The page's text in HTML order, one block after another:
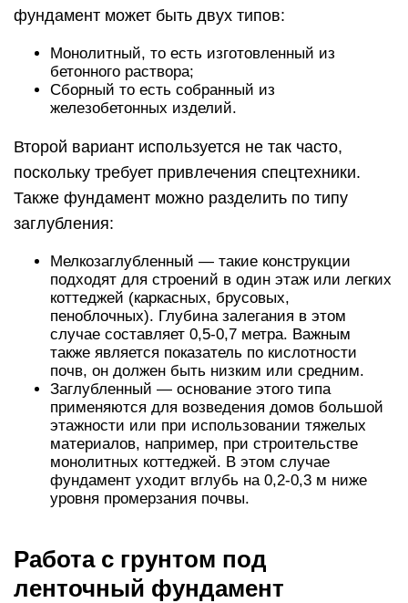
фундамент может быть двух типов:
Монолитный, то есть изготовленный из
бетонного раствора;
Сборный то есть собранный из
железобетонных изделий.
Второй вариант используется не так часто,
поскольку требует привлечения спецтехники.
Также фундамент можно разделить по типу
заглубления:
Мелкозаглубленный — такие конструкции
подходят для строений в один этаж или легких
коттеджей (каркасных, брусовых,
пеноблочных). Глубина залегания в этом
случае составляет 0,5-0,7 метра. Важным
также является показатель по кислотности
почв, он должен быть низким или средним.
Заглубленный — основание этого типа
применяются для возведения домов большой
этажности или при использовании тяжелых
материалов, например, при строительстве
монолитных коттеджей. В этом случае
фундамент уходит вглубь на 0,2-0,3 м ниже
уровня промерзания почвы.
Работа с грунтом под
ленточный фундамент